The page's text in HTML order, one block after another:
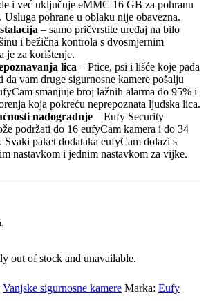
i već uključuje eMMC 16 GB za pohranu
Usluga pohrane u oblaku nije obavezna.
– samo pričvrstite uređaj na bilo
i bežična kontrola s dvosmjernim
je za korištenje.
lica – Ptice, psi i lišće koje pada
da vam druge sigurnosne kamere pošalju
smanjuje broj lažnih alarma do 95% i
koja pokreću neprepoznata ljudska lica.
nadogradnje – Eufy Security
podržati do 16 eufyCam kamera i do 34
Svaki paket dodataka eufyCam dolazi s
nastavkom i jednim nastavkom za vijke.
out of stock and unavailable.
Vanjske sigurnosne kamere Marka: Eufy